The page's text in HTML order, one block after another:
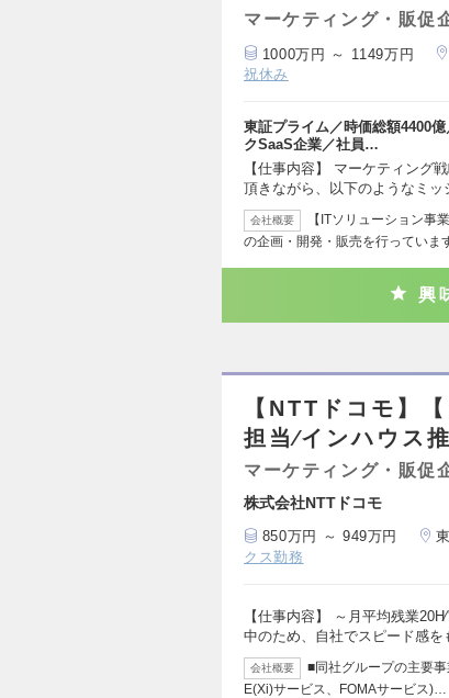
マーケティング・販促
1000万円 ～ 1149万円
祝休み
東証プライム／時価総額4400
クSaaS企業／社員…
【仕事内容】 マーケティング
頂きながら、以下のようなミ
会社概要
【ITソリューション事
の企画・開発・販売を行ってい
興
【NTTドコモ】
担当∕インハウス
マーケティング・販促
株式会社NTTドコモ
850万円 ～ 949万円
クス勤務
【仕事内容】 ～月平均残業
中のため、自社でスピード感を
会社概要
■同社グループの主要
E(Xi)サービス、FOMAサービス)…